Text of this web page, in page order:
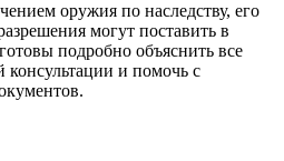
оружия по наследству, его
могут поставить в
подробно объяснить все
консультации и помочь с